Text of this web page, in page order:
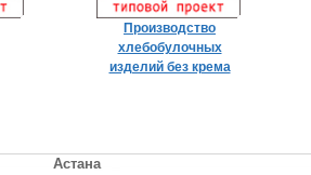
Производство
хлебобулочных
изделий без крема
Астана